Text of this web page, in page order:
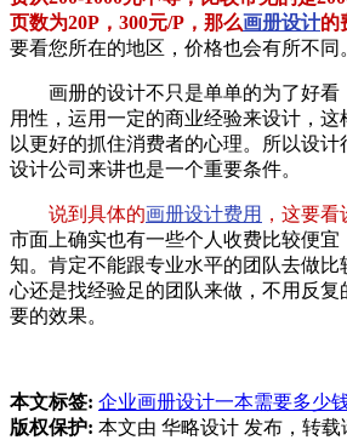
页数为20P，300元/P，那么画册设计的
要看您所在的地区，价格也会有所不同
画册的设计不只是单单的为了好看
用性，运用一定的商业经验来设计，
以更好的抓住消费者的心理。所以设
设计公司来讲也是一个重要条件。
说到具体的画册设计费用 ，这要看
市面上确实也有一些个人收费比较便宜
知。肯定不能跟专业水平的团队去做
心还是找经验足的团队来做，不用反复
要的效果。
本文标签: 企业画册设计一本需要多少
版权保护: 本文由 华略设计 发布，转载